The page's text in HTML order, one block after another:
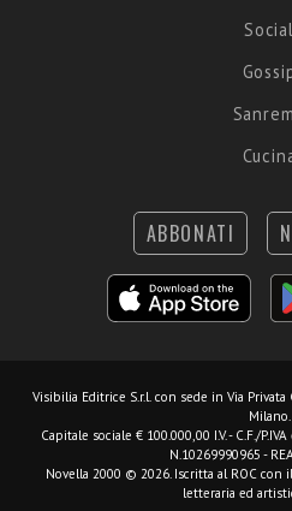
Social
ABBONATI
Visibilia Editrice S.r.l. con sede in Via
Milano.
Capitale sociale € 100.000,00 I.V. - C.F./
N.10269990965 -
Novella 2000 © 2026. Iscritta al ROC
letteraria ed